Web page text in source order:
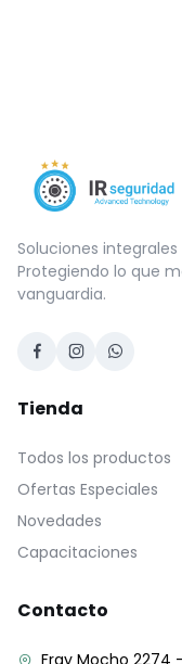
Soluciones
Protegiendo lo que
vanguardia.
Tienda
Todos los productos
Ofertas Especiales
Novedades
Capacitaciones
Contacto
Fray Mocho 2274